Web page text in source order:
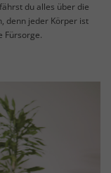
du alles über die
denn jeder Körper ist
Fürsorge.